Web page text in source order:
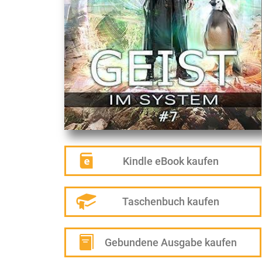
Kindle eBook kaufen
Taschenbuch kaufen
Gebundene Ausgabe kaufen